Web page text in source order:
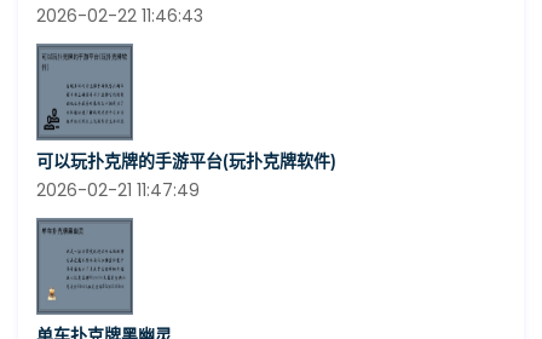
2026-02-22 11:46:43
可以玩扑克牌的手游平台(玩扑克牌软件)
2026-02-21 11:47:49